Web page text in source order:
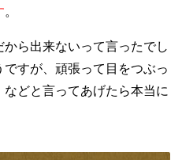
。
ら出来ないって言ったでし
すが、頑張って目をつぶっ
などと言ってあげたら本当に